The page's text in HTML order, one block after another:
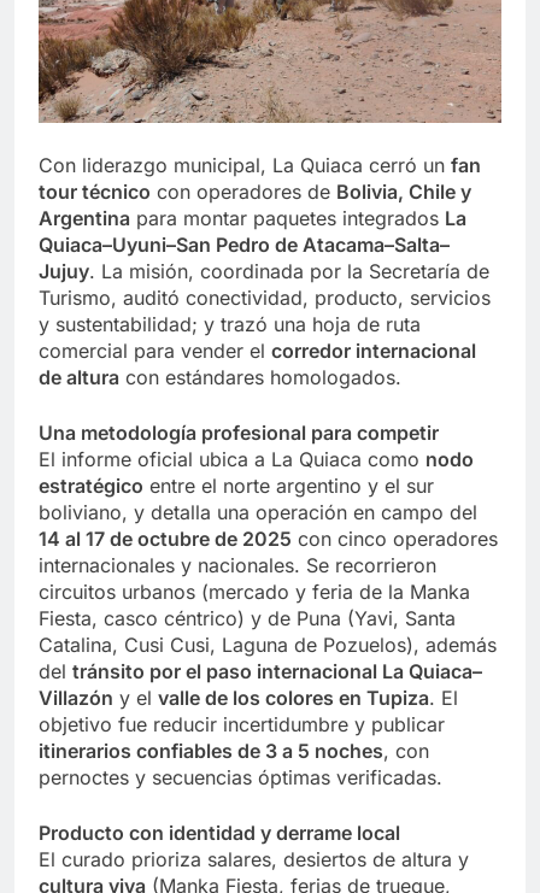
Con liderazgo municipal, La Quiaca cerró un fan
tour técnico con operadores de Bolivia, Chile y
Argentina para montar paquetes integrados La
Quiaca–Uyuni–San Pedro de Atacama–Salta–
Jujuy. La misión, coordinada por la Secretaría de
Turismo, auditó conectividad, producto, servicios
y sustentabilidad; y trazó una hoja de ruta
comercial para vender el corredor internacional
de altura con estándares homologados.
Una metodología profesional para competir
El informe oficial ubica a La Quiaca como nodo
estratégico entre el norte argentino y el sur
boliviano, y detalla una operación en campo del
14 al 17 de octubre de 2025 con cinco operadores
internacionales y nacionales. Se recorrieron
circuitos urbanos (mercado y feria de la Manka
Fiesta, casco céntrico) y de Puna (Yavi, Santa
Catalina, Cusi Cusi, Laguna de Pozuelos), además
del tránsito por el paso internacional La Quiaca–
Villazón y el valle de los colores en Tupiza. El
objetivo fue reducir incertidumbre y publicar
itinerarios confiables de 3 a 5 noches, con
pernoctes y secuencias óptimas verificadas.
Producto con identidad y derrame local
El curado prioriza salares, desiertos de altura y
cultura viva (Manka Fiesta, ferias de trueque,